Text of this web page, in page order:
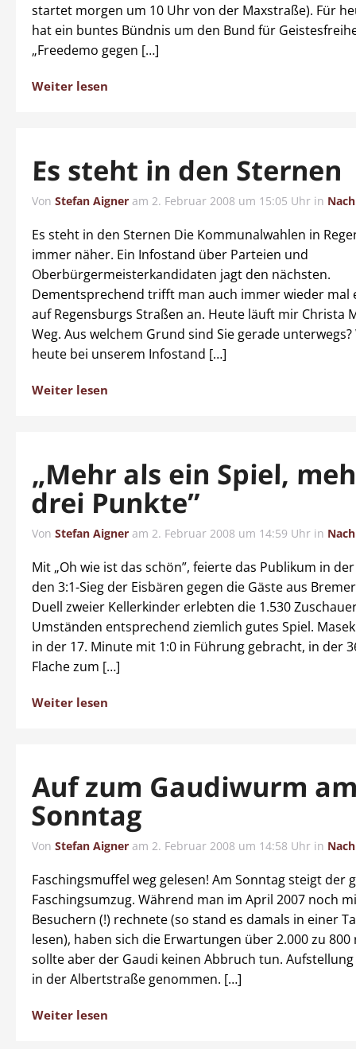
startet morgen um 10 Uhr von der Maxstraße). Für
hat ein buntes Bündnis um den Bund für
„Freedemo gegen […]
Weiter lesen
Es steht in den Sternen
Von Stefan Aigner am 2. Februar 2008 um 15:05 Uhr in
Es steht in den Sternen Die Kommunalwahlen in
immer näher. Ein Infostand über Parteien und
Oberbürgermeisterkandidaten jagt den nächsten.
Dementsprechend trifft man auch immer wieder mal
auf Regensburgs Straßen an. Heute läuft mir Christa
Weg. Aus welchem Grund sind Sie gerade
heute bei unserem Infostand […]
Weiter lesen
„Mehr als ein Spiel,
drei Punkte”
Von Stefan Aigner am 2. Februar 2008 um 14:59 Uhr in
Mit „Oh wie ist das schön”, feierte das Publikum in
den 3:1-Sieg der Eisbären gegen die Gäste aus
Duell zweier Kellerkinder erlebten die 1.530
Umständen entsprechend ziemlich gutes Spiel.
in der 17. Minute mit 1:0 in Führung gebracht, in der
Flache zum […]
Weiter lesen
Auf zum Gaudiwurm
Sonntag
Von Stefan Aigner am 2. Februar 2008 um 14:58 Uhr in
Faschingsmuffel weg gelesen! Am Sonntag steigt der
Faschingsumzug. Während man im April 2007 noch
Besuchern (!) rechnete (so stand es damals in einer
lesen), haben sich die Erwartungen über 2.000 zu
sollte aber der Gaudi keinen Abbruch tun.
in der Albertstraße genommen. […]
Weiter lesen